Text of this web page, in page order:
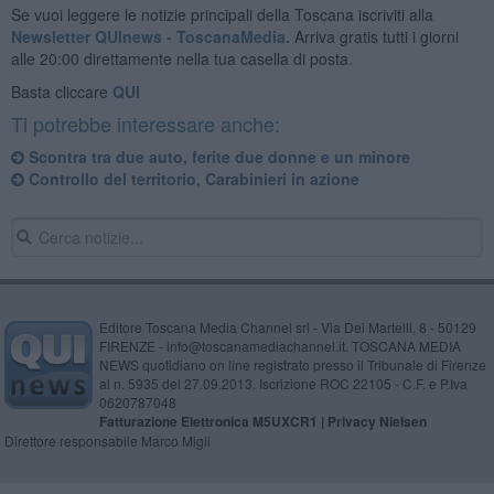
Se vuoi leggere le notizie principali della Toscana iscriviti alla
Newsletter QUInews - ToscanaMedia. Arriva gratis tutti i giorni
alle 20:00 direttamente nella tua casella di posta.
Basta cliccare QUI
Ti potrebbe interessare anche:
Scontra tra due auto, ferite due donne e un minore
Controllo del territorio, Carabinieri in azione
Editore Toscana Media Channel srl - Via Dei Martelli, 8 - 50129
FIRENZE - info@toscanamediachannel.it. TOSCANA MEDIA
NEWS quotidiano on line registrato presso il Tribunale di Firenze
al n. 5935 del 27.09.2013. Iscrizione ROC 22105 - C.F. e P.Iva
0620787048
Fatturazione Elettronica M5UXCR1 | Privacy Nielsen
Direttore responsabile Marco Migli